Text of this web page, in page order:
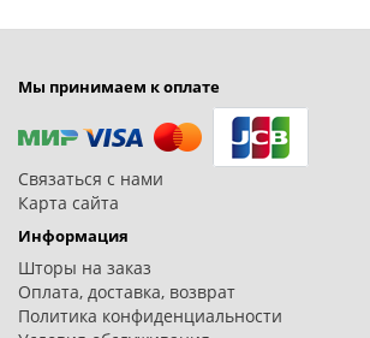
Мы принимаем к оплате
Связаться с нами
Карта сайта
Информация
Шторы на заказ
Оплата, доставка, возврат
Политика конфиденциальности